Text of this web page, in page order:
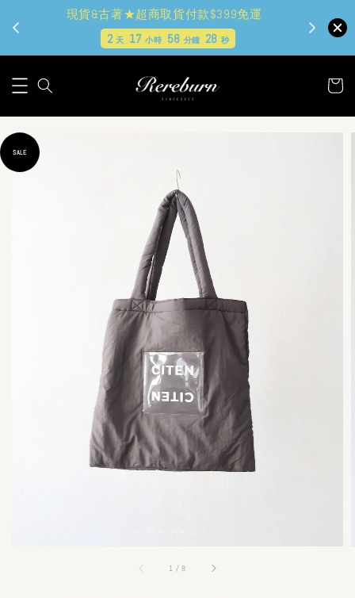
現貨&古著★超商取貨付款$399免運
2天 17小時 58 分鐘 27 秒
1 /8
SALE